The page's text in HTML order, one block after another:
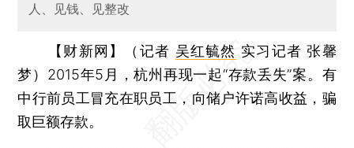
人、见钱、见整改
【财新网】（记者 吴红毓然 实习记者 张馨
梦） 2015年5月，杭州再现一起“存款丢失”案。有
中行前员工冒充在职员工，向储户许诺高收益，骗
取巨额存款。